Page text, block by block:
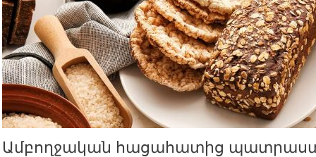
Ամբողջական հացահատից